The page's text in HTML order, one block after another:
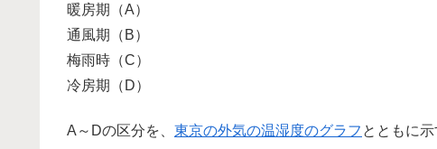
暖房期（A）
通風期（B）
梅雨時（C）
冷房期（D）
A～Dの区分を、 東京の外気の温湿度のグラフ とともに